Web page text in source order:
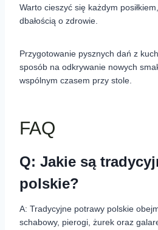
Warto cieszyć się każdym
dbałością o zdrowie.
Przygotowanie pysznych dań z
sposób na odkrywanie nowych
wspólnym czasem przy stole.
FAQ
Q: Jakie są
polskie?
A: Tradycyjne potrawy polskie
schabowy, pierogi, żurek oraz